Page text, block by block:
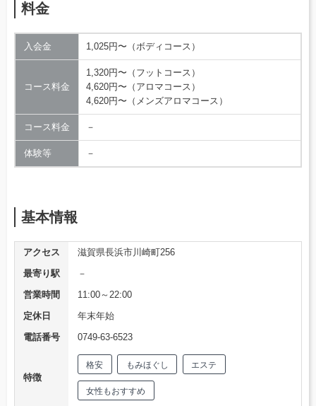
料金
入会金 1,025円〜（ボディコース）
コース料金
1,320円〜（フットコース）
4,620円〜（アロマコース）
4,620円〜（メンズアロマコース）
コース料金 －
体験等 －
基本情報
アクセス
滋賀県長浜市川崎町256
最寄り駅
－
営業時間
11:00～22:00
定休日
年末年始
電話番号
0749-63-6523
特徴
格安 もみほぐし エステ
女性もおすすめ